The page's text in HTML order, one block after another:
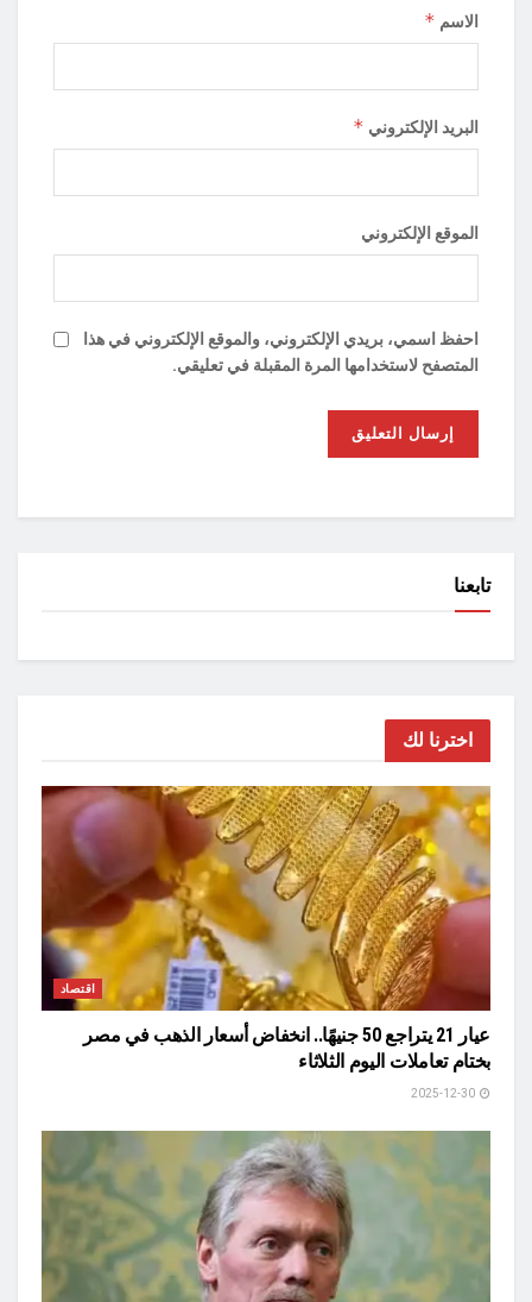
الاسم *
البريد الإلكتروني *
الموقع الإلكتروني
احفظ اسمي، بريدي الإلكتروني، والموقع الإلكتروني في هذا
المتصفح لاستخدامها المرة المقبلة في تعليقي.
تابعنا
اخترنا لك
اقتصاد
عيار 21 يتراجع 50 جنيهًا.. انخفاض أسعار الذهب في مصر
بختام تعاملات اليوم الثلاثاء